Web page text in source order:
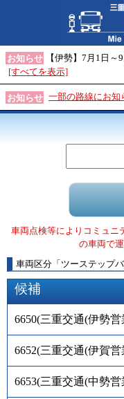
お知らせ
【伊勢】7月1日
[すべてを表示]
お知らせ 一部の路線にお知
車両点検等によりコミュニ
の車両で
車両区分 「 ツーステップ
候補
6650(三重交通(伊勢営
6652(三重交通(伊賀営
6653(三重交通(中勢営